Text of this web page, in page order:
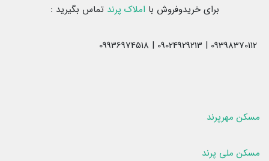
برای خریدوفروش با املاک پرند تماس بگیرید :
مسکن مهرپرند
مسکن ملی پرند